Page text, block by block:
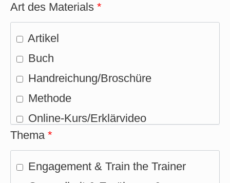
Art des Materials *
Artikel
Buch
Handreichung/Broschüre
Methode
Online-Kurs/Erklärvideo
Positionspapier/Stellungnahme
Thema *
Engagement & Train the Trainer